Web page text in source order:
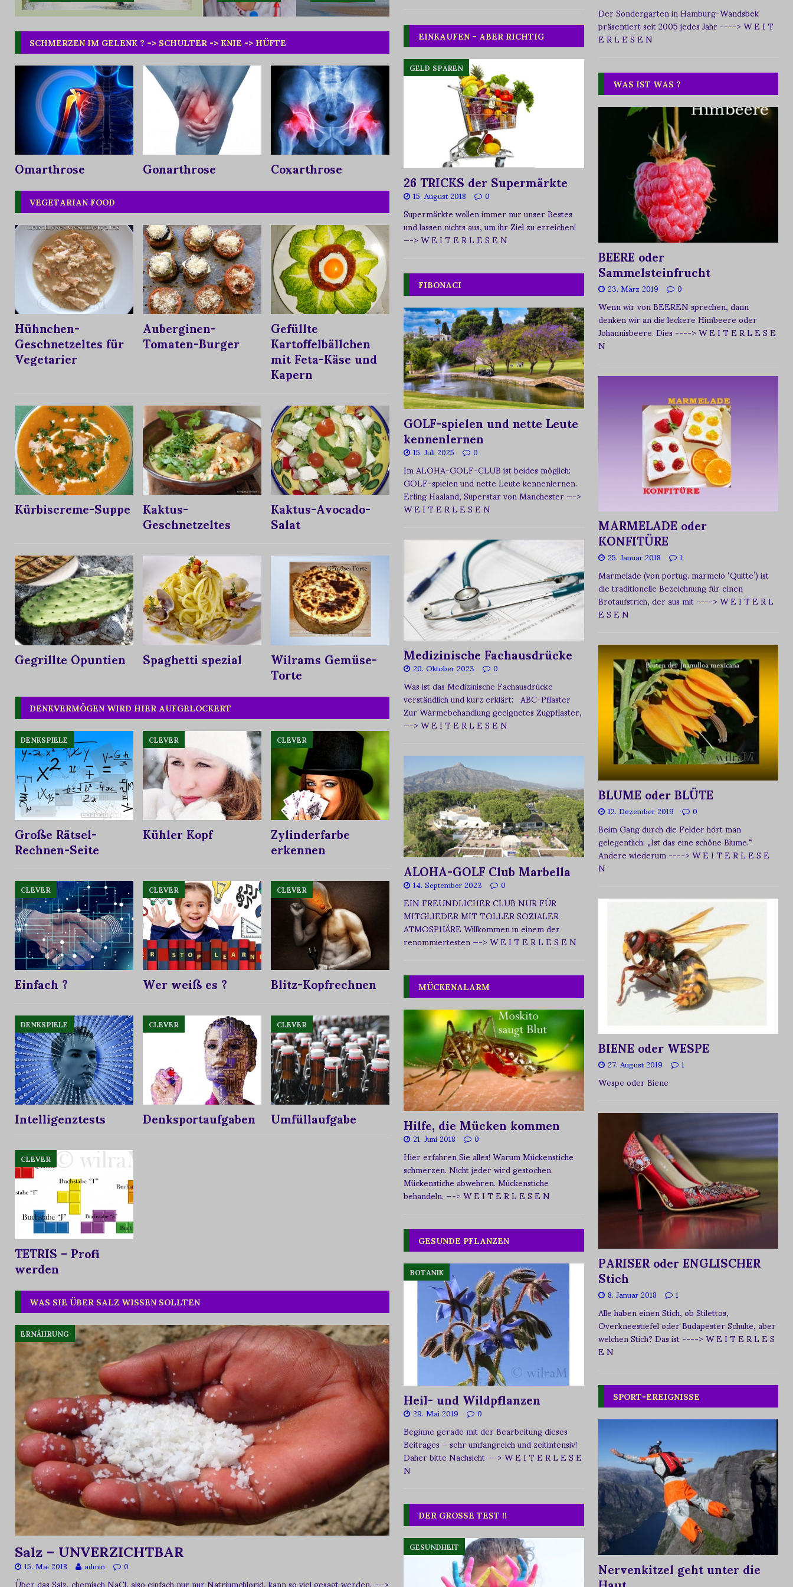
SCHMERZEN IM GELENK ? –> SCHULTER -> KNIE -> HÜFTE
Omarthrose Gonarthrose Coxarthrose
VEGETARIAN FOOD
Hühnchen-
Geschnetzeltes für
Vegetarier
Auberginen-
Tomaten-Burger Gefüllte
Kartoffelbällchen
mit Feta-Käse und
Kapern
Kürbiscreme-Suppe Kaktus-
Geschnetzeltes Kaktus-Avocado-
Salat
Gegrillte Opuntien Spaghetti spezial Wilrams Gemüse-
Torte
DENKVERMÖGEN WIRD HIER AUFGELOCKERT
DENKSPIELE
Große Rätsel-
Rechnen-Seite
CLEVER
Kühler Kopf
CLEVER
Zylinderfarbe
erkennen
CLEVER
Einfach ?
CLEVER
Wer weiß es ?
CLEVER
Blitz-Kopfrechnen
DENKSPIELE
Intelligenztests
CLEVER
Denksportaufgaben
CLEVER
Umfüllaufgabe
CLEVER
TETRIS – Profi
werden
WAS SIE ÜBER SALZ WISSEN SOLLTEN
ERNÄHRUNG
Salz – UNVERZICHTBAR
15. Mai 2018 admin 0
EINKAUFEN – ABER RICHTIG
GELD SPAREN
26 TRICKS der Supermärkte
15. August 2018 0
Supermärkte wollen immer nur unser Bestes
und lassen nichts aus, um ihr Ziel zu erreichen!
—-> W E I T E R L E S E N
FIBONACI
GOLF-spielen und nette Leute
kennenlernen
15. Juli 2025 0
Im ALOHA-GOLF-CLUB ist beides möglich:
GOLF-spielen und nette Leute kennenlernen.
Erling Haaland, Superstar von Manchester—->
W E I T E R L E S E N
Medizinische Fachausdrücke
20. Oktober 2023 0
Was ist das Medizinische Fachausdrücke
verständlich und kurz erklärt: ABC-Pflaster
Zur Wärmebehandlung geeignetes Zugpflaster,
—-> W E I T E R L E S E N
ALOHA-GOLF Club Marbella
14. September 2023 0
EIN FREUNDLICHER CLUB NUR FÜR
MITGLIEDER MIT TOLLER SOZIALER
ATMOSPHÄRE Willkommen in einem der
renommiertesten—-> W E I T E R L E S E N
MÜCKENALARM
Hilfe, die Mücken kommen
21. Juni 2018 0
Hier erfahren Sie alles! Warum Mückenstiche
schmerzen. Nicht jeder wird gestochen.
Mückenstiche abwehren. Mückenstiche
behandeln.—-> W E I T E R L E S E N
GESUNDE PFLANZEN
BOTANIK
Heil- und Wildpflanzen
29. Mai 2019 0
Beginne gerade mit der Bearbeitung dieses
Beitrages – sehr umfangreich und zeitintensiv!
Daher bitte Nachsicht—-> W E I T E R L E S E
N
DER GROSSE TEST !!
GESUNDHEIT
Der Sondergarten in Hamburg-Wandsbek
präsentiert seit 2005 jedes Jahr----> W E I T
E R L E S E N
WAS IST WAS ?
BEERE oder
Sammelsteinfrucht
23. März 2019 0
Wenn wir von BEEREN sprechen, dann
denken wir an die leckere Himbeere oder
Johannisbeere. Dies----> W E I T E R L E S E
N
MARMELADE oder
KONFITÜRE
25. Januar 2018 1
Marmelade (von portug. marmelo ‘Quitte’) ist
die traditionelle Bezeichnung für einen
Brotaufstrich, der aus mit----> W E I T E R L
E S E N
BLUME oder BLÜTE
12. Dezember 2019 0
Beim Gang durch die Felder hört man
gelegentlich: „Ist das eine schöne Blume.“
Andere wiederum----> W E I T E R L E S E
N
BIENE oder WESPE
27. August 2019 1
Wespe oder Biene
PARISER oder ENGLISCHER
Stich
8. Januar 2018 1
Alle haben einen Stich, ob Stilettos,
Overkneestiefel oder Budapester Schuhe, aber
welchen Stich? Das ist----> W E I T E R L E S
E N
SPORT-EREIGNISSE
Nervenkitzel geht unter die